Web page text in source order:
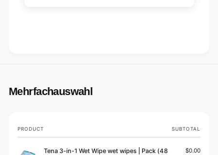
Mehrfachauswahl
Your
cart
PRODUCT SUBTOTAL
Tena 3-in-1 Wet Wipe wet wipes | Pack (48
$0.00